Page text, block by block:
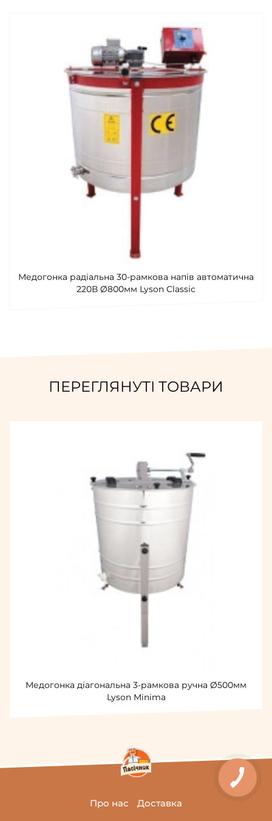
Медогонка радіальна 30-рамкова напів автоматична
220В Ø800мм Lyson Classic
ПЕРЕГЛЯНУТІ ТОВАРИ
Медогонка діагональна 3-рамкова ручна Ø500мм
Lyson Minima
Про нас Доставка